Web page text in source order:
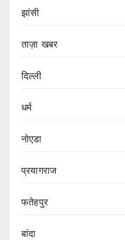
झांसी
ताज़ा खबर
दिल्ली
धर्म
नोएडा
प्रयागराज
फतेहपुर
बांदा